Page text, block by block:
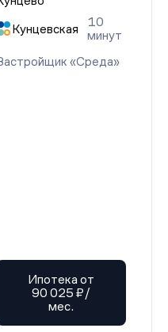
Кунцевская
10
минут
«Среда»
Ипотека от
90 025 ₽/
мес.